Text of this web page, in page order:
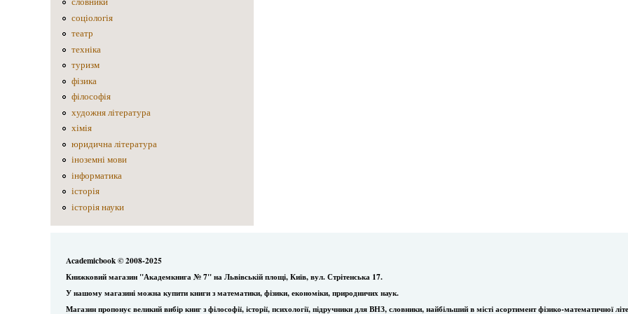
соціологія
театр
техніка
туризм
фізика
філософія
художня література
хімія
юридична література
іноземні мови
інформатика
історія
історія науки
Academicbook © 2008-2025
Книжковий магазин "Академкнига № 7" на Львівській площі, Київ, вул. Стрітенська 17.
У нашому магазині можна купити книги з математики, фізики, економіки, природничих наук.
Магазин пропонує великий вибір книг з філософії, історії, психології, підручники для ВНЗ, словники, найбільший в місті асортимент фізико-математичної